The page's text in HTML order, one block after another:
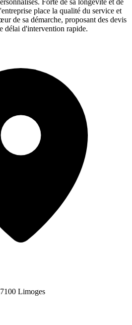
place la qualité du service et
de sa démarche, proposant des devis
délai d'intervention rapide.
Limoges